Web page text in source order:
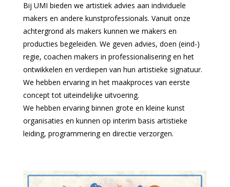
Bij UMI bieden we artistiek advies aan individuele
makers en andere kunstprofessionals. Vanuit onze
achtergrond als makers kunnen we makers en
producties begeleiden. We geven advies, doen (eind-)
regie, coachen makers in professionalisering en het
ontwikkelen en verdiepen van hun artistieke signatuur.
We hebben ervaring in het maakproces van eerste
concept tot uiteindelijke uitvoering.
We hebben ervaring binnen grote en kleine kunst
organisaties en kunnen op interim basis artistieke
leiding, programmering en directie verzorgen.